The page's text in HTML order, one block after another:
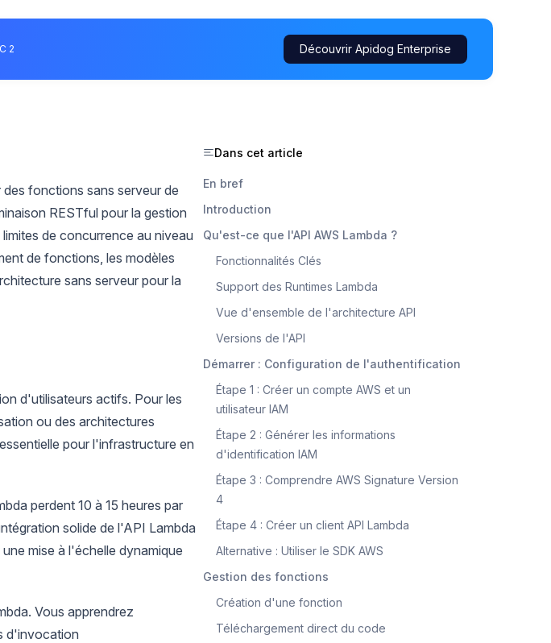
2 Découvrir Apidog Enterprise
fonctions sans serveur de
RESTful pour la gestion
de concurrence au niveau
de fonctions, les modèles
sans serveur pour la
d'utilisateurs actifs. Pour les
ou des architectures
pour l'infrastructure en
perdent 10 à 15 heures par
solide de l'API Lambda
mise à l'échelle dynamique
Vous apprendrez
d'invocation
Dans cet article
En bref
Introduction
Qu'est-ce que l'API AWS Lambda ?
Fonctionnalités Clés
Support des Runtimes Lambda
Vue d'ensemble de l'architecture API
Versions de l'API
Démarrer : Configuration de l'authentification
Étape 1 : Créer un compte AWS et un
utilisateur IAM
Étape 2 : Générer les informations
d'identification IAM
Étape 3 : Comprendre AWS Signature Version
4
Étape 4 : Créer un client API Lambda
Alternative : Utiliser le SDK AWS
Gestion des fonctions
Création d'une fonction
Téléchargement direct du code